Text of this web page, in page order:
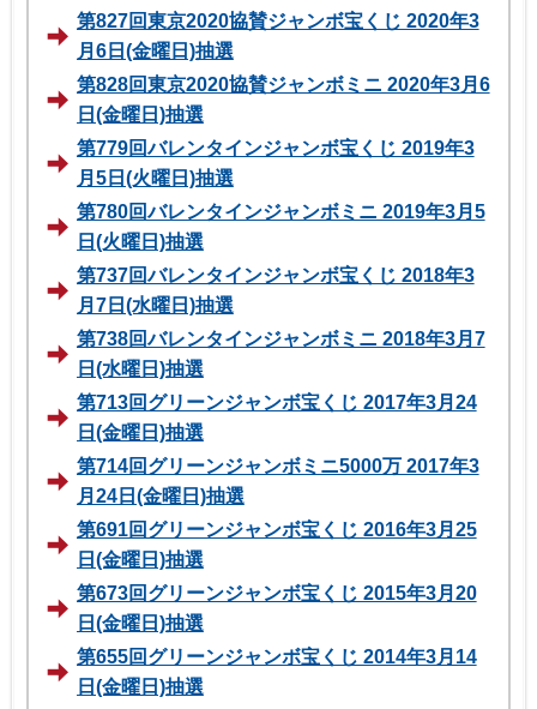
第827回東京2020協賛ジャンボ宝くじ 2020年3
月6日(金曜日)抽選
第828回東京2020協賛ジャンボミニ 2020年3月6
日(金曜日)抽選
第779回バレンタインジャンボ宝くじ 2019年3
月5日(火曜日)抽選
第780回バレンタインジャンボミニ 2019年3月5
日(火曜日)抽選
第737回バレンタインジャンボ宝くじ 2018年3
月7日(水曜日)抽選
第738回バレンタインジャンボミニ 2018年3月7
日(水曜日)抽選
第713回グリーンジャンボ宝くじ 2017年3月24
日(金曜日)抽選
第714回グリーンジャンボミニ5000万 2017年3
月24日(金曜日)抽選
第691回グリーンジャンボ宝くじ 2016年3月25
日(金曜日)抽選
第673回グリーンジャンボ宝くじ 2015年3月20
日(金曜日)抽選
第655回グリーンジャンボ宝くじ 2014年3月14
日(金曜日)抽選